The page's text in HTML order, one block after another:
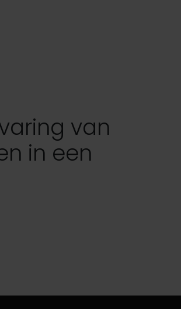
van
in een